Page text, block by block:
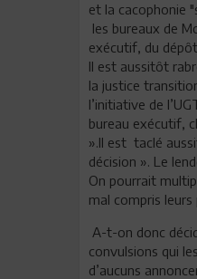
et la cacophonie
les bureaux de
exécutif, du
Il est aussitôt
la justice
l’initiative de
bureau exécutif,
».Il est taclé
décision ». Le
On pourrait
mal compris leurs
A-t-on donc
convulsions qui
d’aucuns